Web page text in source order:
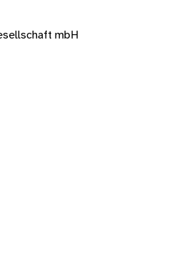
mbH